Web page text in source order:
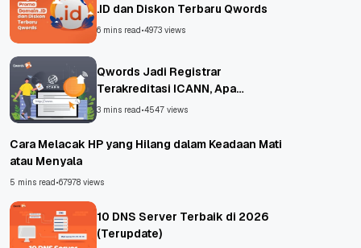
.ID dan Diskon Terbaru Qwords
6 mins read•4973 views
Qwords Jadi Registrar
Terakreditasi ICANN, Apa
Untungnya?
3 mins read•4547 views
Cara Melacak HP yang Hilang dalam Keadaan Mati
atau Menyala
5 mins read•67978 views
10 DNS Server Terbaik di 2026
(Terupdate)